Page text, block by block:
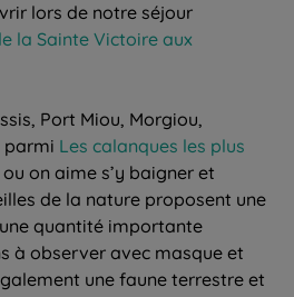
lors de notre séjour
la Sainte Victoire aux
Port Miou, Morgiou,
parmi Les calanques les plus
ou on aime s’y baigner et
de la nature proposent une
quantité importante
à observer avec masque et
une faune terrestre et